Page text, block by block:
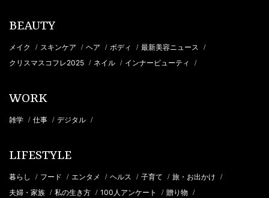
BEAUTY
メイク / スキンケア / ヘア / ボディ / 最新美容ニュース /
クリスマスコフレ2025 / ネイル / インナービューティ /
WORK
雑学 / 仕事 / デジタル /
LIFESTYLE
暮らし / フード / エンタメ / ヘルス / 子育て / 旅・お出かけ /
夫婦・家族 / 私の生き方 / 100人アンケート / 贈り物 /